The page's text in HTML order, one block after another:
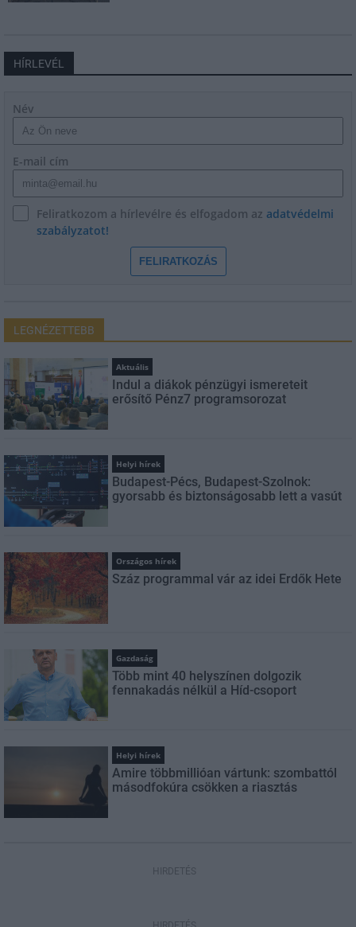
HÍRLEVÉL
Név
E-mail cím
Feliratkozom a hírlevélre és elfogadom az adatvédelmi
szabályzatot!
FELIRATKOZÁS
LEGNÉZETTEBB
Aktuális
Indul a diákok pénzügyi ismereteit
erősítő Pénz7 programsorozat
Helyi hírek
Budapest-Pécs, Budapest-Szolnok:
gyorsabb és biztonságosabb lett a vasút
Országos hírek
Száz programmal vár az idei Erdők Hete
Gazdaság
Több mint 40 helyszínen dolgozik
fennakadás nélkül a Híd-csoport
Helyi hírek
Amire többmillióan vártunk: szombattól
másodfokúra csökken a riasztás
HIRDETÉS